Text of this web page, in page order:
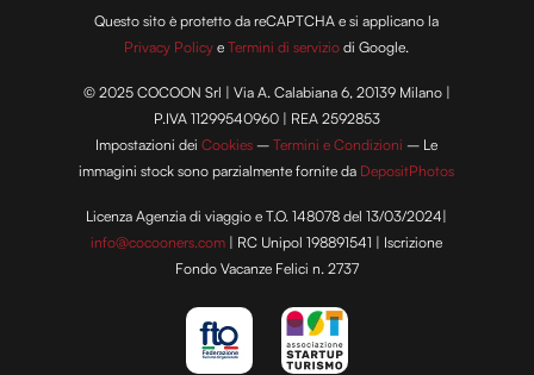
Questo sito è protetto da reCAPTCHA e si applicano la
Privacy Policy eTermini di servizio di Google.
© 2025 COCOON Srl | Via A. Calabiana 6, 20139 Milano |
P.IVA 11299540960 | REA 2592853
Impostazioni deiCookies –Termini e Condizioni – Le
immagini stock sono parzialmente fornite da DepositPhotos
Licenza Agenzia di viaggio e T.O. 148078 del 13/03/2024|
info@cocooners.com | RC Unipol 198891541 | Iscrizione
Fondo Vacanze Felici n. 2737